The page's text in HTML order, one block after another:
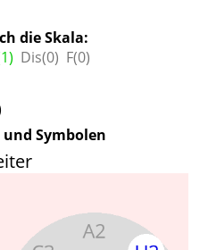
die Skala:
Dis(0) F(0)
Symbolen